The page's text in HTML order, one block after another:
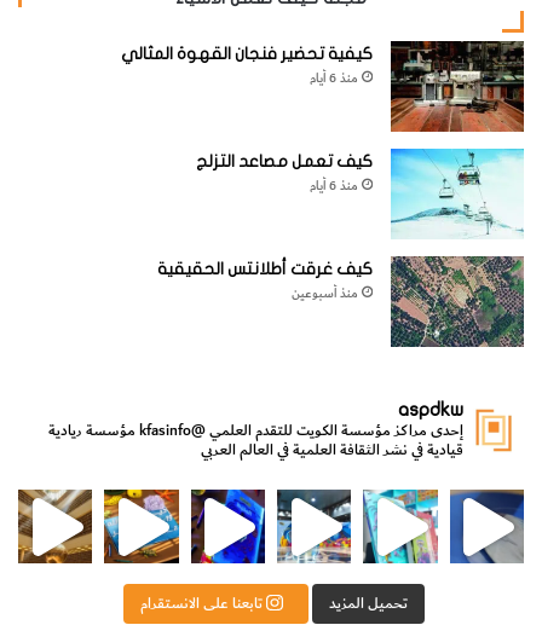
[KSAGRelatedArticles] [ASPDRelatedArticles]
website_ksag الحيوانات والطيور والحشرات
كيفية تحضير فنجان القهوة المثالي
منذ 6 أيام
كيف تعمل مصاعد التزلج
منذ 6 أيام
كيف غرقت أطلانتس الحقيقية
منذ أسبوعين
aspdkw
إحدى مراكز مؤسسة الكويت للتقدم العلمي@kfasinfo مؤسسة ريادية
قيادية في نشر الثقافة العلمية في العالم العربي
لشؤون الش
من الأعماق نكتشف ومن الكتب نتعلّم
⁨ ⁨ نتشرف بدعوتكم لزيارة جناح التقدم العلمي للنشر ⁨ رجعنا! ما كنّا بعيد! مجهزين لكم كل جديد!⁩
تحميل المزيد تابعنا على الانستقرام